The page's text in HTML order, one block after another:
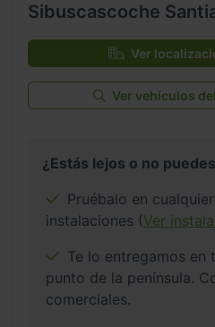
Sibuscascoche
Ver
Ver vehículos
¿Estás lejos o no
Pruébalo en
instalaciones (Ver
Te lo entregamos en
punto de la península.
comerciales.